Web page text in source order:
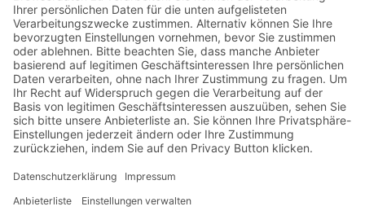
Jetzt beim BITO Newsletter
anmelden:
Lager- & Logistiknews
Exklusive Rabatte
Neuheiten